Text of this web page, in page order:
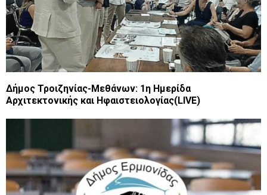
Δήμος Τροιζηνίας-Μεθάνων: 1η Ημερίδα
Αρχιτεκτονικής και Ηφαιστειολογίας(LIVE)